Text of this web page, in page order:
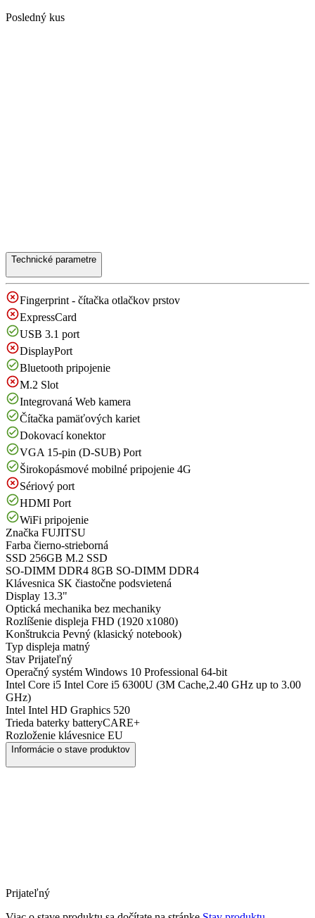
Posledný kus
Technické parametre
Fingerprint - čítačka otlačkov prstov
ExpressCard
USB 3.1 port
DisplayPort
Bluetooth pripojenie
M.2 Slot
Integrovaná Web kamera
Čítačka pamäťových kariet
Dokovací konektor
VGA 15-pin (D-SUB) Port
Širokopásmové mobilné pripojenie 4G
Sériový port
HDMI Port
WiFi pripojenie
Značka FUJITSU
Farba čierno-strieborná
SSD 256GB M.2 SSD
SO-DIMM DDR4 8GB SO-DIMM DDR4
Klávesnica SK čiastočne podsvietená
Display 13.3"
Optická mechanika bez mechaniky
Rozlíšenie displeja FHD (1920 x1080)
Konštrukcia Pevný (klasický notebook)
Typ displeja matný
Stav Prijateľný
Operačný systém Windows 10 Professional 64-bit
Intel Core i5 Intel Core i5 6300U (3M Cache,2.40 GHz up to 3.00
GHz)
Intel Intel HD Graphics 520
Trieda baterky batteryCARE+
Rozloženie klávesnice EU
Informácie o stave produktov
Prijateľný